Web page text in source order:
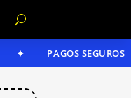
PAGOS SEGUROS